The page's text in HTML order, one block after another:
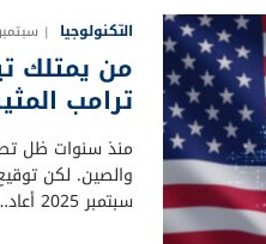
التكنولوجيا سبتمبر 26,
من يمتلك
ترامب
منذ سنوات ظل
والصين. لكن
سبتمبر 2025 أعاد…